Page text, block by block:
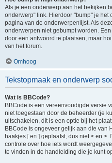
Als je een onderwerp aan het bekijken
onderwerp" link. Hierdoor "bump" je het
pagina van de onderwerpenlijst. Als
onderwerpen niet gebumpt worden.
door een antwoord te plaatsen, maar
van het forum.
Omhoog
Tekstopmaak en onderwerp
Wat is BBCode?
BBCode is een vereenvoudigde versie
niet toegestaan door de beheerder (je
uitschakelen, dit is een optie bij het
BBCode is ongeveer gelijk aan die van
haakjes [ en ] geplaatst, dus niet < en >.
controle over hoe iets wordt
te vinden in de handleiding die je kunt